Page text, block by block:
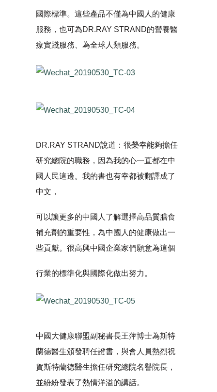
國際標準。這些產品不僅為中國人的健康
服務，也可為DR.RAY STRAND的營養醫
療實踐服務、為全球人類服務。
DR.RAY STRAND說道：很榮幸能夠擔任
研究總院的職務，因為我的心一直都在中
國人民這邊。我的書也有幸都被翻譯成了
中文，
可以讓更多的中國人了解選擇高品質膳食
補充劑的重要性，為中國人的健康做出一
些貢獻。很高興中國企業家們願意為這個
行業的標準化與國際化做出努力。
中國大健康聯盟副秘書長王萍博士為斯特
蘭德醫生頒發聘任證書，與會人員熱烈祝
賀斯特蘭德醫生擔任研究總院名譽院長，
並紛紛發表了熱情洋溢的講話。